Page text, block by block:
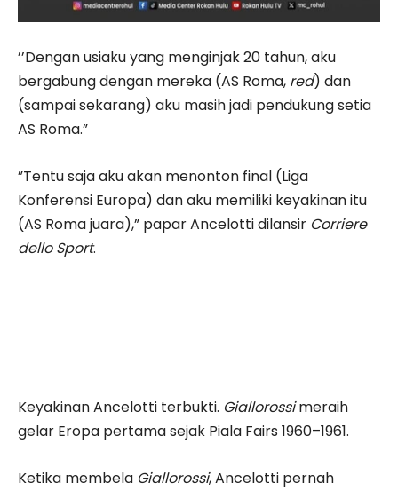
’’Dengan usiaku yang menginjak 20 tahun, aku
bergabung dengan mereka (AS Roma, red) dan
(sampai sekarang) aku masih jadi pendukung setia
AS Roma.”
”Tentu saja aku akan menonton final (Liga
Konferensi Europa) dan aku memiliki keyakinan itu
(AS Roma juara),” papar Ancelotti dilansir Corriere
dello Sport.
Keyakinan Ancelotti terbukti. Giallorossimeraih
gelar Eropa pertama sejak Piala Fairs 1960–1961.
Ketika membela Giallorossi, Ancelotti pernah